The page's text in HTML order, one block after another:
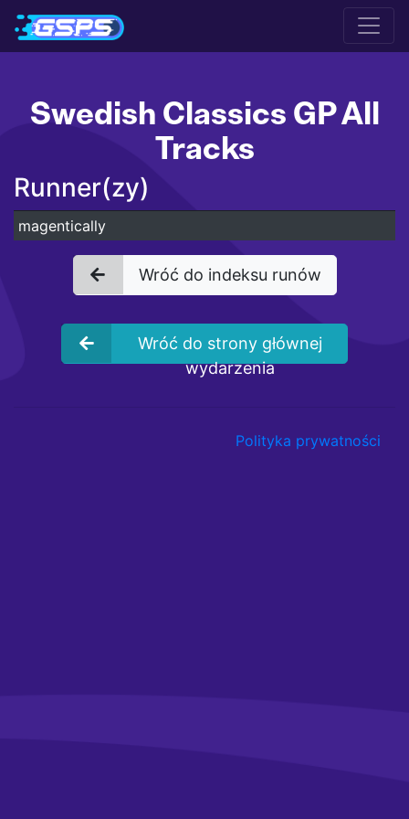
Swedish Classics GP All
Tracks
Runner(zy)
magentically
Wróć do indeksu runów
Wróć do strony głównej
wydarzenia
Polityka prywatności